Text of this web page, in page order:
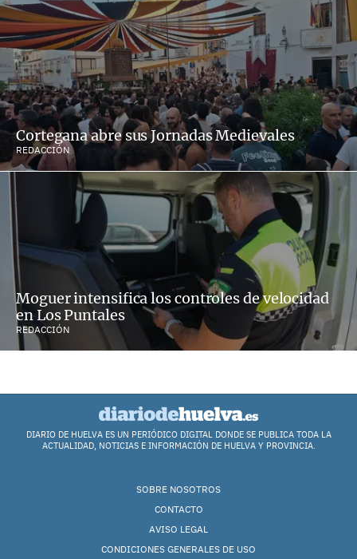
Cortegana abre sus Jornadas Medievales
REDACCIÓN
Moguer intensifica los controles de velocidad
en Los Puntales
REDACCIÓN
DIARIO DE HUELVA ES UN PERIÓDICO DIGITAL DONDE SE PUBLICA TODA LA
ACTUALIDAD, NOTICIAS E INFORMACIÓN DE HUELVA Y PROVINCIA.
SOBRE NOSOTROS
CONTACTO
AVISO LEGAL
CONDICIONES GENERALES DE USO